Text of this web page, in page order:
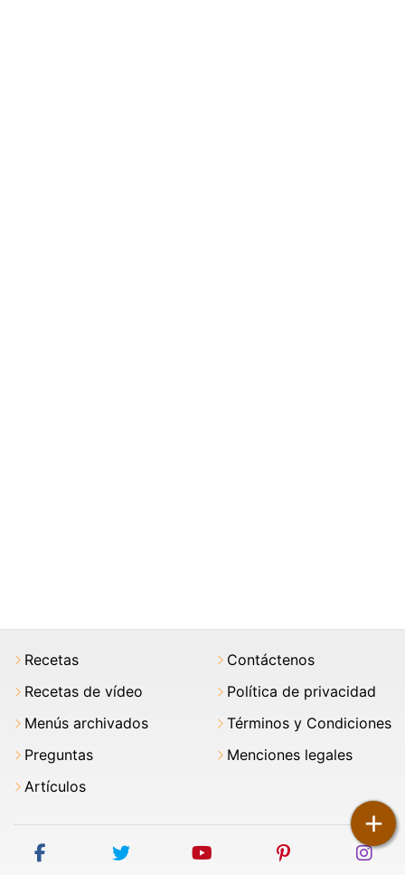
+
Recetas
Recetas de vídeo
Menús archivados
Preguntas
Artículos
Contáctenos
Política de privacidad
Términos y Condiciones
Menciones legales
facebook twitter youtube pinterest